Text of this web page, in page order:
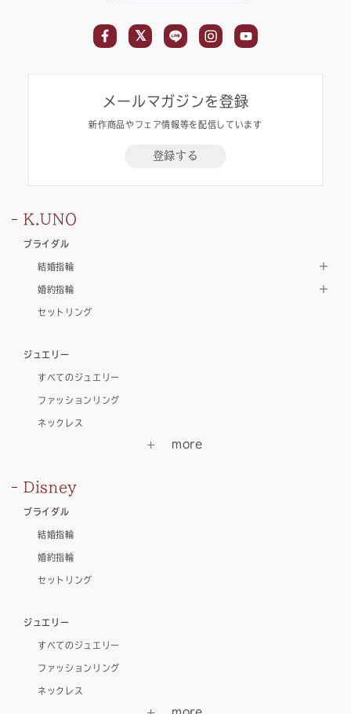
メールマガジンを登録
新作商品やフェア情報等を配信しています
登録する
K.UNO
ブライダル
結婚指輪
婚約指輪
セットリング
ジュエリー
すべてのジュエリー
ファッションリング
ネックレス
Disney
ブライダル
結婚指輪
婚約指輪
セットリング
ジュエリー
すべてのジュエリー
ファッションリング
ネックレス